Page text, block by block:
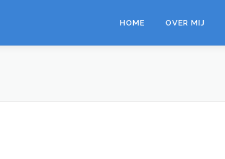
HOME OVER MIJ